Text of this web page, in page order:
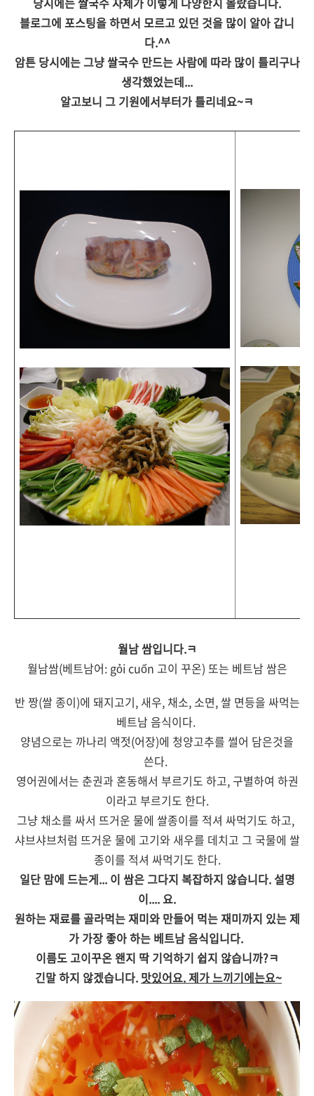
블로그에 포스팅을 하면서 모르고 있던 것을 많이 알아 갑니
다.^^
암튼 당시에는 그냥 쌀국수 만드는 사람에 따라 많이 틀리구나
생각했었는데...
알고보니 그 기원에서부터가 틀리네요~ㅋ
월남 쌈입니다.ㅋ
월남쌈(베트남어: gỏi cuốn 고이 꾸온) 또는 베트남 쌈은
반 짱(쌀 종이)에 돼지고기, 새우, 채소, 소면, 쌀 면등을 싸먹는
베트남 음식이다.
양념으로는 까나리 액젓(어장)에 청양고추를 썰어 담은것을
쓴다.
영어권에서는 춘권과 혼동해서 부르기도 하고, 구별하여 하권
이라고 부르기도 한다.
그냥 채소를 싸서 뜨거운 물에 쌀종이를 적셔 싸먹기도 하고,
샤브샤브처럼 뜨거운 물에 고기와 새우를 데치고 그 국물에 쌀
종이를 적셔 싸먹기도 한다.
일단 맘에 드는게... 이 쌈은 그다지 복잡하지 않습니다. 설명
이....요.
원하는 재료를 골라먹는 재미와 만들어 먹는 재미까지 있는 제
가 가장 좋아 하는 베트남 음식입니다.
이름도 고이꾸온 왠지 딱 기억하기 쉽지 않습니까?ㅋ
긴말 하지 않겠습니다. 맛있어요. 제가 느끼기에는요~